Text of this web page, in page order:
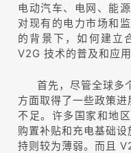
电动汽车、电网、能
对现有的电力市场和
的背景下，如何建立
V2G 技术的普及和应
首先，尽管全球多
方面取得了一些政策
不足。许多国家和地
购置补贴和充电基础
持则较为薄弱。而且